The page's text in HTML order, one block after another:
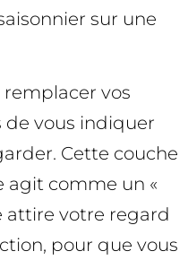
sur une
remplacer vos
de vous indiquer
Cette couche
agit comme un «
attire votre regard
pour que vous